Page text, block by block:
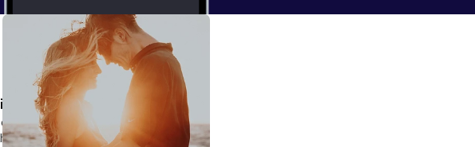
Susan Bratton
Susan Bratton on a wide range
episode notes for more details.